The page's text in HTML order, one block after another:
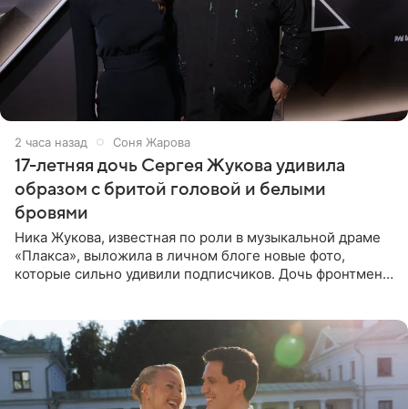
2 часа назад Соня Жарова
17-летняя дочь Сергея Жукова удивила
образом с бритой головой и белыми
бровями
Ника Жукова, известная по роли в музыкальной драме
«Плакса», выложила в личном блоге новые фото,
которые сильно удивили подписчиков. Дочь фронтмена